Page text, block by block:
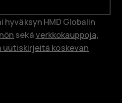
HMD Globalin
sekäverkkokauppoja,
koskevan